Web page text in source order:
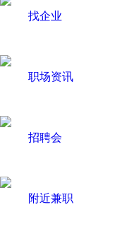
找企业
职场资讯
招聘会
附近兼职